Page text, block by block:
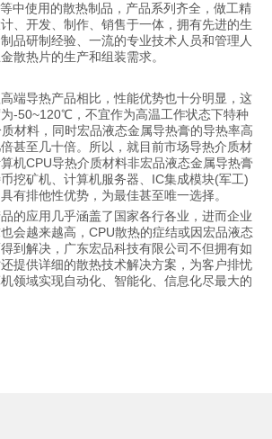
中使用的散热制品，产品系列齐全，做工精
、开发、制作、销售于一体，拥有先进的生
品研制经验、一流的专业技术人员和管理人
散热片的生产和组装需求。
端导热产品相比，性能优势也十分明显，这
-50~120℃，不宜作为高温工作状态下特种
材料，同时宏品液态金属导热膏的导热率高
甚至几十倍。所以，就目前市场导热介质材
机CPU导热介质材料非宏品液态金属导热膏
挖矿机、计算机服务器、IC集成模块(军工)
有排他性优势，为最佳甚至唯一选择。
的应用几乎涵盖了国家各行各业，进而企业
会越来越高，CPU散热的症结或因宏品液态
到解决，广东宏品科技有限公司不但拥有如
提供详细的散热技术解决方案，为客户排忧
领域实现自动化、智能化、信息化尽最大的